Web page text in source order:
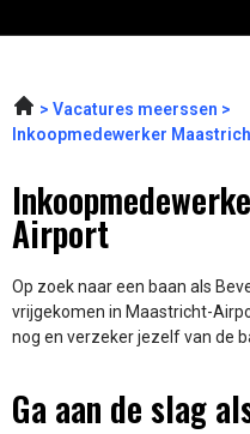
Vacatures meerssen
Inkoopmedewerker
Airport
Op zoek naar een baan als
vrijgekomen in Maastricht-
nog en verzeker jezelf van de
Ga aan de slag